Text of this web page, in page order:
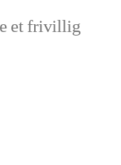
et frivillig